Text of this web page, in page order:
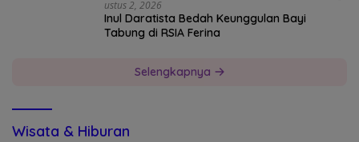
Ustus 2, 2026
Inul Daratista Bedah Keunggulan Bayi
Tabung di RSIA Ferina
Selengkapnya
Wisata & Hiburan